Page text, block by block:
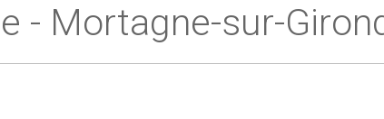
- Mortagne-sur-